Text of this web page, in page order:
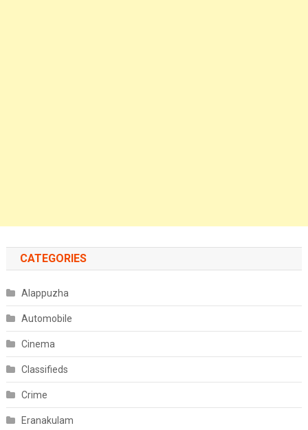
CATEGORIES
Alappuzha
Automobile
Cinema
Classifieds
Crime
Eranakulam